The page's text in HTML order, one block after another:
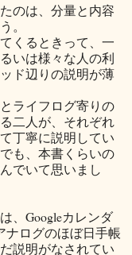
のは、分量と内容
。
くるときって、一
いは様々な人の利
ド辺りの説明が薄
ライフログ寄りの
二人が、それぞれ
丁寧に説明してい
も、本書くらいの
でいて思いまし
、Googleカレンダ
ナログのほぼ日手帳
説明がなされてい